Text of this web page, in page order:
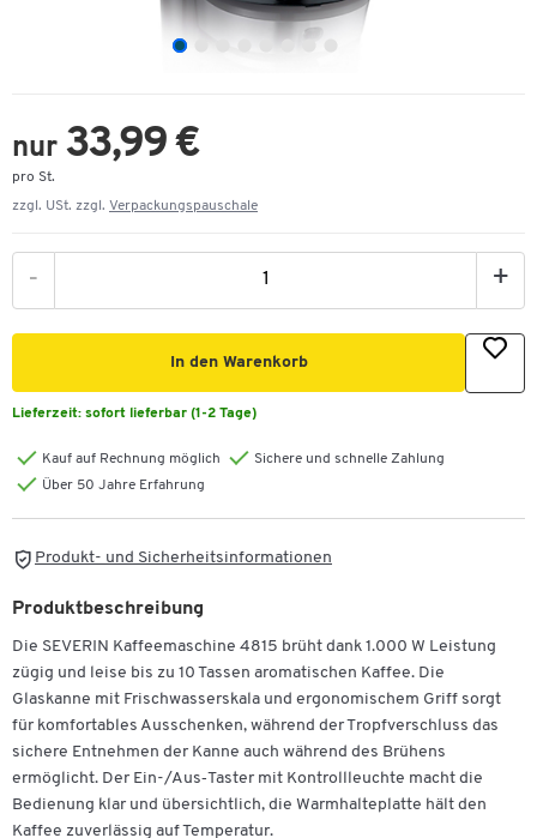
nur 33,99 €
pro St.
zzgl. USt. zzgl. Verpackungspauschale
- +
In den Warenkorb
Lieferzeit: sofort lieferbar (1-2 Tage)
Kauf auf Rechnung möglich
Sichere und schnelle Zahlung
Über 50 Jahre Erfahrung
Produkt- und Sicherheitsinformationen
Produktbeschreibung
Die SEVERIN Kaffeemaschine 4815 brüht dank 1.000 W Leistung
zügig und leise bis zu 10 Tassen aromatischen Kaffee. Die
Glaskanne mit Frischwasserskala und ergonomischem Griff sorgt
für komfortables Ausschenken, während der Tropfverschluss das
sichere Entnehmen der Kanne auch während des Brühens
ermöglicht. Der Ein-/Aus‑Taster mit Kontrollleuchte macht die
Bedienung klar und übersichtlich, die Warmhalteplatte hält den
Kaffee zuverlässig auf Temperatur.